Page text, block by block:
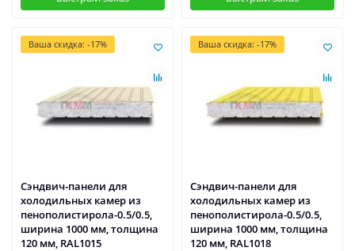
Ваша скидка: -17%
Сэндвич-панели для
холодильных камер из
пенополистирола-0.5/0.5,
ширина 1000 мм, толщина
120 мм, RAL1015
Ваша скидка: -17%
Сэндвич-панели для
холодильных камер из
пенополистирола-0.5/0.5,
ширина 1000 мм, толщина
120 мм, RAL1018